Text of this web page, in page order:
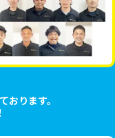
おります。